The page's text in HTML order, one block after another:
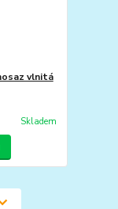
vlnitá
Skladem